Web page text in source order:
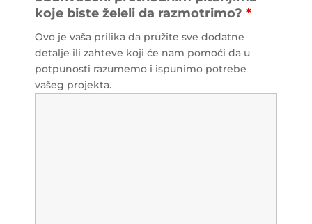
koje biste želeli da razmotrimo? *
Ovo je vaša prilika da pružite sve dodatne
detalje ili zahteve koji će nam pomoći da u
potpunosti razumemo i ispunimo potrebe
vašeg projekta.